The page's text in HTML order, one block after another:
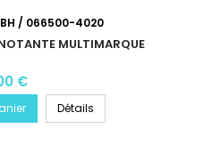
/ 066500-4020
MULTIMARQUE
€
Détails